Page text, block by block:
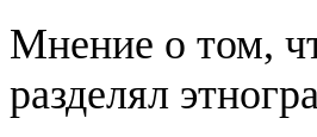
Мнение о том,
разделял